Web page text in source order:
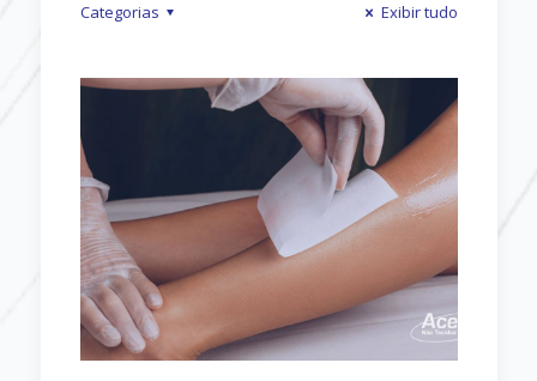
Categorias Exibir tudo